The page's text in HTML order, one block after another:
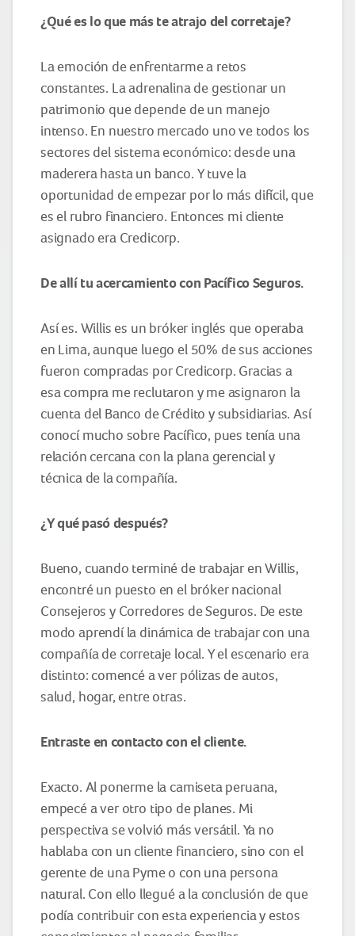
¿Qué es lo que más te atrajo del corretaje?
La emoción de enfrentarme a retos
constantes. La adrenalina de gestionar un
patrimonio que depende de un manejo
intenso. En nuestro mercado uno ve todos los
sectores del sistema económico: desde una
maderera hasta un banco. Y tuve la
oportunidad de empezar por lo más difícil, que
es el rubro financiero. Entonces mi cliente
asignado era Credicorp.
De allí tu acercamiento con Pacífico Seguros.
Así es. Willis es un bróker inglés que operaba
en Lima, aunque luego el 50% de sus acciones
fueron compradas por Credicorp. Gracias a
esa compra me reclutaron y me asignaron la
cuenta del Banco de Crédito y subsidiarias. Así
conocí mucho sobre Pacífico, pues tenía una
relación cercana con la plana gerencial y
técnica de la compañía.
¿Y qué pasó después?
Bueno, cuando terminé de trabajar en Willis,
encontré un puesto en el bróker nacional
Consejeros y Corredores de Seguros. De este
modo aprendí la dinámica de trabajar con una
compañía de corretaje local. Y el escenario era
distinto: comencé a ver pólizas de autos,
salud, hogar, entre otras.
Entraste en contacto con el cliente.
Exacto. Al ponerme la camiseta peruana,
empecé a ver otro tipo de planes. Mi
perspectiva se volvió más versátil. Ya no
hablaba con un cliente financiero, sino con el
gerente de una Pyme o con una persona
natural. Con ello llegué a la conclusión de que
podía contribuir con esta experiencia y estos